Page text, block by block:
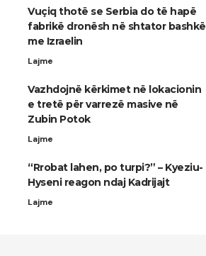
Vuçiq thotë se Serbia do të hapë
fabrikë dronësh në shtator bashkë
me Izraelin
Lajme
Vazhdojnë kërkimet në lokacionin
e tretë për varrezë masive në
Zubin Potok
Lajme
“Rrobat lahen, po turpi?” – Kyeziu-
Hyseni reagon ndaj Kadrijajt
Lajme